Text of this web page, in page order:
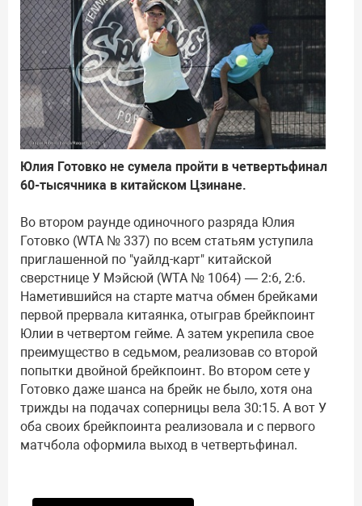
Юлия Готовко не сумела пройти в четвертьфинал
60-тысячника в китайском Цзинане.
Во втором раунде одиночного разряда Юлия
Готовко (WTA № 337) по всем статьям уступила
приглашенной по "уайлд-карт" китайской
сверстнице У Мэйсюй (WTA № 1064) — 2:6, 2:6.
Наметившийся на старте матча обмен брейками
первой прервала китаянка, отыграв брейкпоинт
Юлии в четвертом гейме. А затем укрепила свое
преимущество в седьмом, реализовав со второй
попытки двойной брейкпоинт. Во втором сете у
Готовко даже шанса на брейк не было, хотя она
трижды на подачах соперницы вела 30:15. А вот У
оба своих брейкпоинта реализовала и с первого
матчбола оформила выход в четвертьфинал.